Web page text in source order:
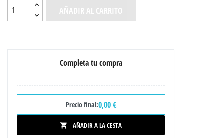
AÑADIR AL CARRITO
Completa tu compra
Precio final:0,00 €
 AÑADIR A LA CESTA